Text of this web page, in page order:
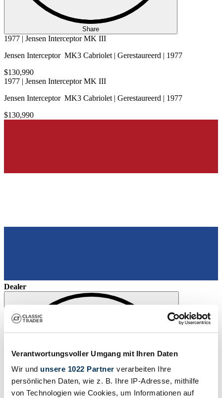
Verantwortungsvoller Umgang mit Ihren Daten
Wir und unsere 1022 Partner verarbeiten Ihre
persönlichen Daten, wie z. B. Ihre IP-Adresse, mithilfe
von Technologien wie Cookies, um Informationen auf
Share
1977 | Jensen Interceptor MK III
Jensen Interceptor MK3 Cabriolet | Gerestaureerd | 1977
$130,990
1977 | Jensen Interceptor MK III
Jensen Interceptor MK3 Cabriolet | Gerestaureerd | 1977
$130,990
Dealer